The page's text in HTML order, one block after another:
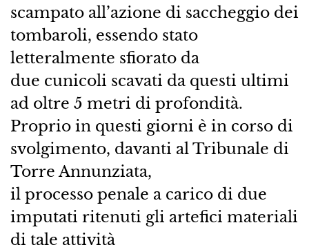
scampato all’azione di saccheggio dei
tombaroli, essendo stato
letteralmente sfiorato da
due cunicoli scavati da questi ultimi
ad oltre 5 metri di profondità.
Proprio in questi giorni è in corso di
svolgimento, davanti al Tribunale di
Torre Annunziata,
il processo penale a carico di due
imputati ritenuti gli artefici materiali
di tale attività